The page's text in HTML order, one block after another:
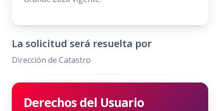
La solicitud será resuelta por
Dirección de Catastro
Derechos del Usuario